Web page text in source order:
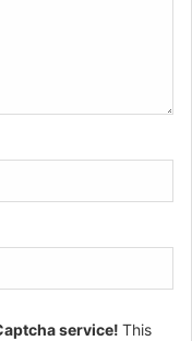
service! This